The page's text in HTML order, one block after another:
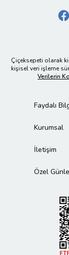
Çiçeksepeti olarak
kişisel veri işleme
Verilerin
Faydalı
Kurumsal
İletişim
Özel